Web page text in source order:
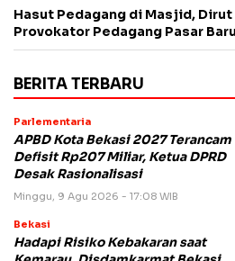
Hasut Pedagang di Masjid, Dirut
Provokator Pedagang Pasar
BERITA TERBARU
Parlementaria
APBD Kota Bekasi 2027 Terancam
Defisit Rp207 Miliar, Ketua DPRD
Desak Rasionalisasi
Minggu, 9 Agu 2026 - 17:08 WIB
Bekasi
Hadapi Risiko Kebakaran saat